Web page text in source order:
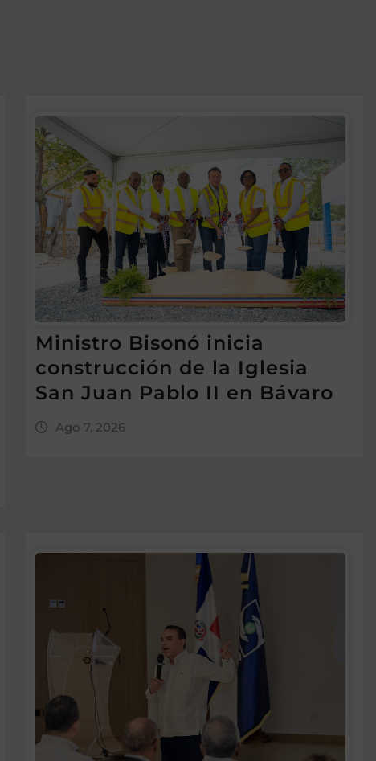
Ministro Bisonó inicia
construcción de la Iglesia
San Juan Pablo II en Bávaro
Ago 7, 2026